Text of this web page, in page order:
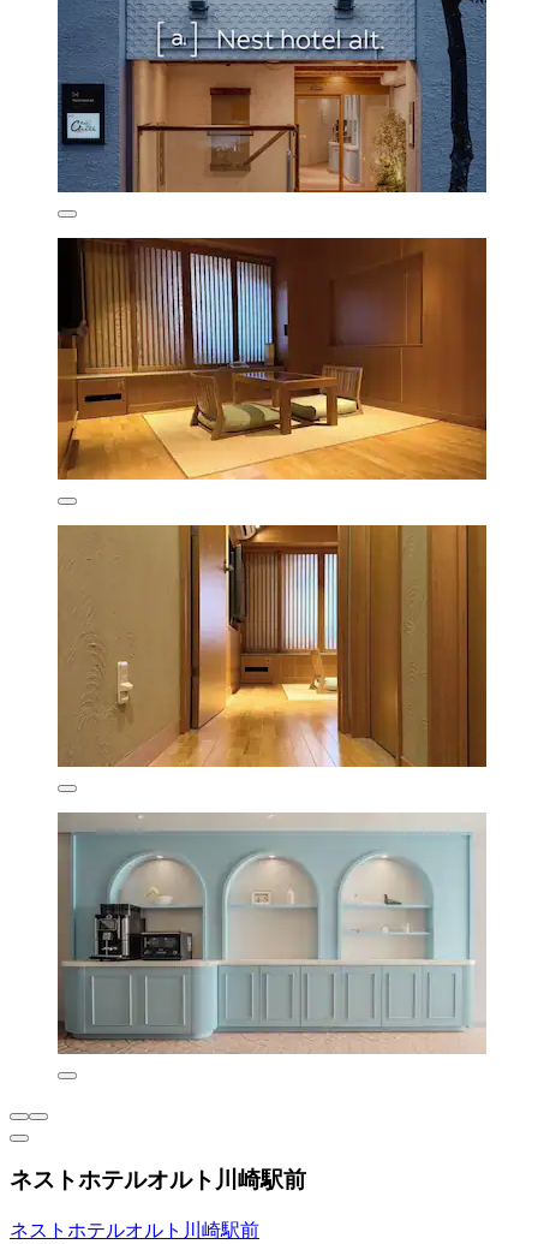
ネストホテルオルト川崎駅前
ネストホテルオルト川崎駅前